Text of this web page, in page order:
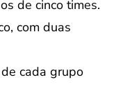
de cinco times.
com duas
cada grupo